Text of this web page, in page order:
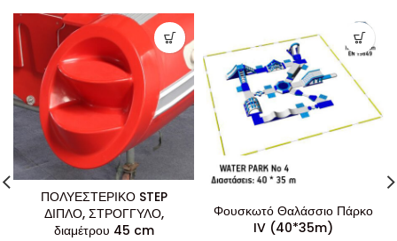
ΠΟΛΥΕΣΤΕΡΙΚΟ STEP
ΔΙΠΛΟ, ΣΤΡΟΓΓΥΛΟ,
διαμέτρου 45 cm
Φουσκωτό Θαλάσσιο Πάρκο
IV (40*35m)